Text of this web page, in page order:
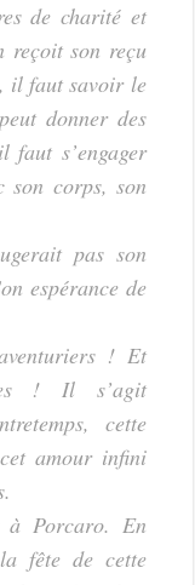
de charité et
reçoit son reçu
il faut savoir le
donner des
faut s’engager
son corps, son
pas son
espérance de
! Et
! Il s’agit
cette
amour infini
à Porcaro. En
fête de cette